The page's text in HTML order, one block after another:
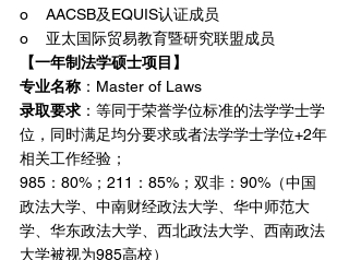
o AACSB及EQUIS认证成员
o 亚太国际贸易教育暨研究联盟成员
【一年制法学硕士项目】
专业名称 ：Master of Laws
录取要求 ：等同于荣誉学位标准的法学学士学
位，同时满足均分要求或者法学学士学位+2年
相关工作经验；
985：80%；211：85%；双非：90%（中国
政法大学、中南财经政法大学、华中师范大
学、华东政法大学、西北政法大学、西南政法
大学被视为985高校）